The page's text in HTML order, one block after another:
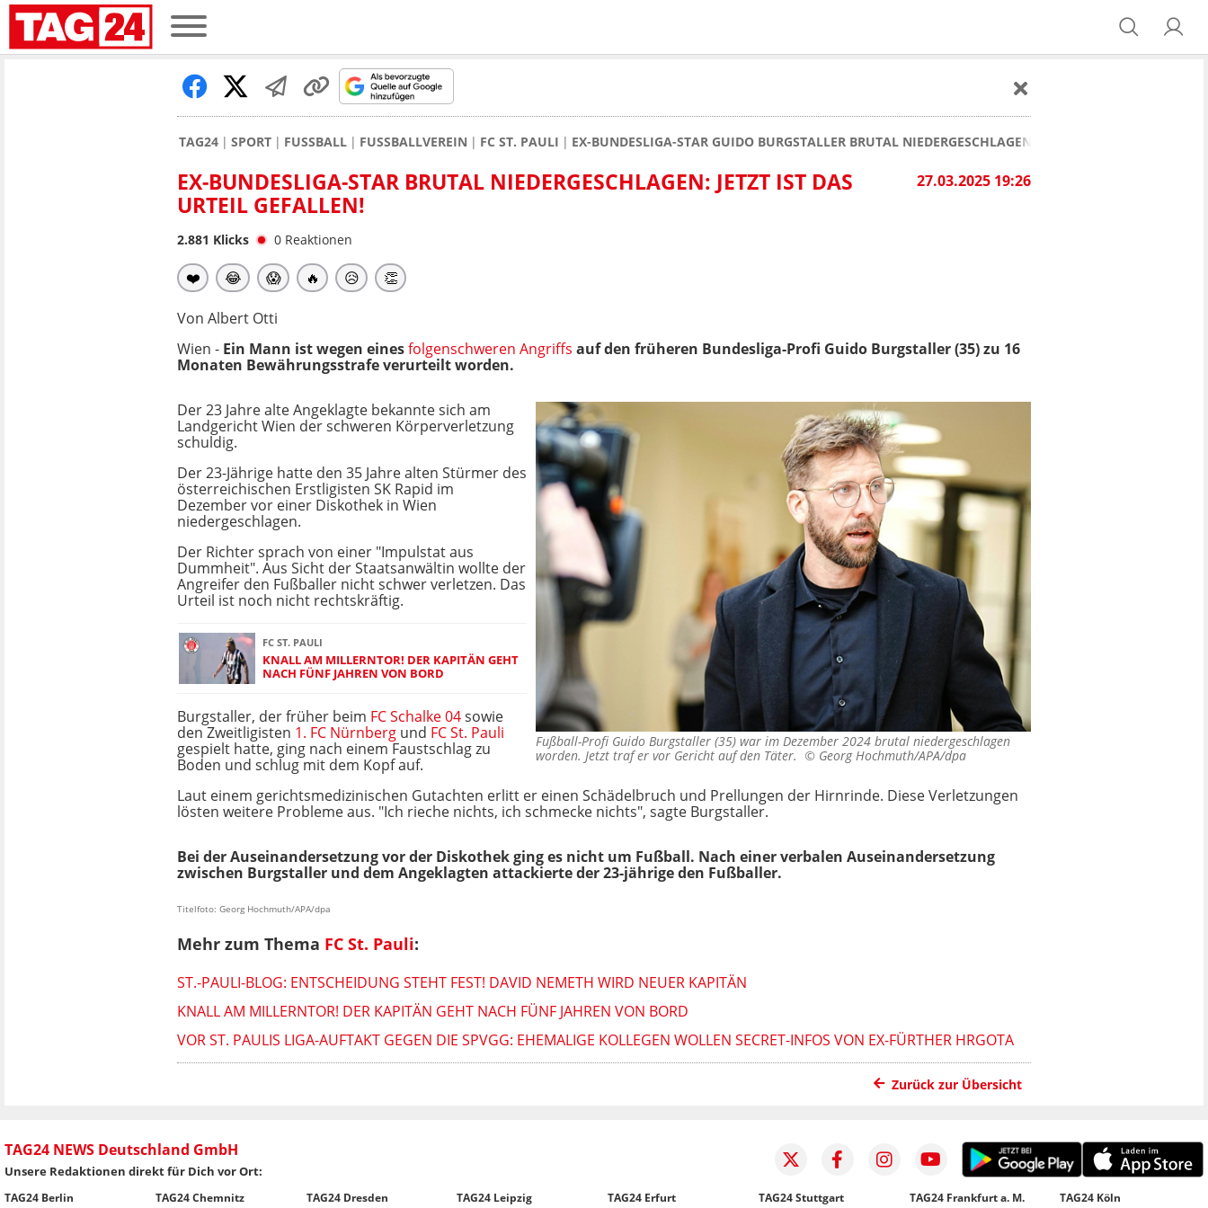
TAG24 SPORT FUSSBALL FUSSBALLVEREIN FC ST. PAULI EX-BUNDESLIGA-STAR GUIDO BURGSTALLER BRUTAL NIEDERGESCHLAGEN: JETZT IST DAS URTEIL
27.03.2025 19:26
EX-BUNDESLIGA-STAR BRUTAL NIEDERGESCHLAGEN: JETZT IST DAS
URTEIL GEFALLEN!
2.881 Klicks 0 Reaktionen
❤️ 😂 😱 🔥 😥 👏
Von Albert Otti
Wien - Ein Mann ist wegen einesfolgenschweren Angriffs auf den früheren Bundesliga-Profi Guido Burgstaller (35) zu 16
Monaten Bewährungsstrafe verurteilt worden.
Fußball-Profi Guido Burgstaller (35) war im Dezember 2024 brutal niedergeschlagen
worden. Jetzt traf er vor Gericht auf den Täter. © Georg Hochmuth/APA/dpa
Der 23 Jahre alte Angeklagte bekannte sich am
Landgericht Wien der schweren Körperverletzung
schuldig.
Der 23-Jährige hatte den 35 Jahre alten Stürmer des
österreichischen Erstligisten SK Rapid im
Dezember vor einer Diskothek in Wien
niedergeschlagen.
Der Richter sprach von einer "Impulstat aus
Dummheit". Aus Sicht der Staatsanwältin wollte der
Angreifer den Fußballer nicht schwer verletzen. Das
Urteil ist noch nicht rechtskräftig.
FC ST. PAULI
KNALL AM MILLERNTOR! DER KAPITÄN GEHT
NACH FÜNF JAHREN VON BORD
Burgstaller, der früher beim FC Schalke 04sowie
den Zweitligisten 1. FC Nürnberg und FC St. Pauli
gespielt hatte, ging nach einem Faustschlag zu
Boden und schlug mit dem Kopf auf.
Laut einem gerichtsmedizinischen Gutachten erlitt er einen Schädelbruch und Prellungen der Hirnrinde. Diese Verletzungen
lösten weitere Probleme aus. "Ich rieche nichts, ich schmecke nichts", sagte Burgstaller.
Bei der Auseinandersetzung vor der Diskothek ging es nicht um Fußball. Nach einer verbalen Auseinandersetzung
zwischen Burgstaller und dem Angeklagten attackierte der 23-jährige den Fußballer.
Titelfoto: Georg Hochmuth/APA/dpa
Mehr zum Thema FC St. Pauli:
ST.-PAULI-BLOG: ENTSCHEIDUNG STEHT FEST! DAVID NEMETH WIRD NEUER KAPITÄN
KNALL AM MILLERNTOR! DER KAPITÄN GEHT NACH FÜNF JAHREN VON BORD
VOR ST. PAULIS LIGA-AUFTAKT GEGEN DIE SPVGG: EHEMALIGE KOLLEGEN WOLLEN SECRET-INFOS VON EX-FÜRTHER HRGOTA
Zurück zur Übersicht
TAG24 NEWS Deutschland GmbH
Unsere Redaktionen direkt für Dich vor Ort:
TAG24 Berlin
TAG24 Chemnitz
TAG24 Dresden
TAG24 Leipzig
TAG24 Erfurt
TAG24 Stuttgart
TAG24 Frankfurt a. M.
TAG24 Köln